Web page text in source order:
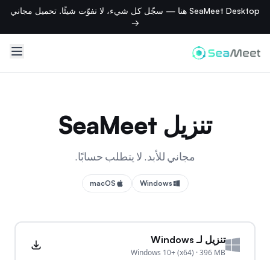
SeaMeet Desktop هنا — سجّل كل شيء، لا تفوّت شيئًا. تحميل مجاني
→
تنزيل SeaMeet
مجاني للأبد. لا يتطلب حسابًا.
Windows
macOS
تنزيل لـ Windows
Windows 10+ (x64) ·396 MB